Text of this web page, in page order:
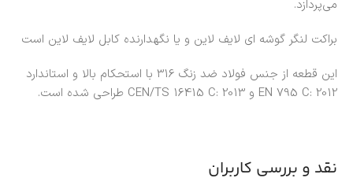
می‌پردازد.
براکت لنگر گوشه ‌ای لایف لاین و یا نگهدارنده کابل لایف لاین است
این قطعه از جنس فولاد ضد زنگ 316 با استحکام بالا و استاندارد
EN 795 C: 2012 و CEN/TS 16415 C: 2013 طراحی شده است.
نقد و بررسی کاربران